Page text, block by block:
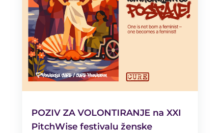
POZIV ZA VOLONTIRANJE na XXI
PitchWise festivalu ženske